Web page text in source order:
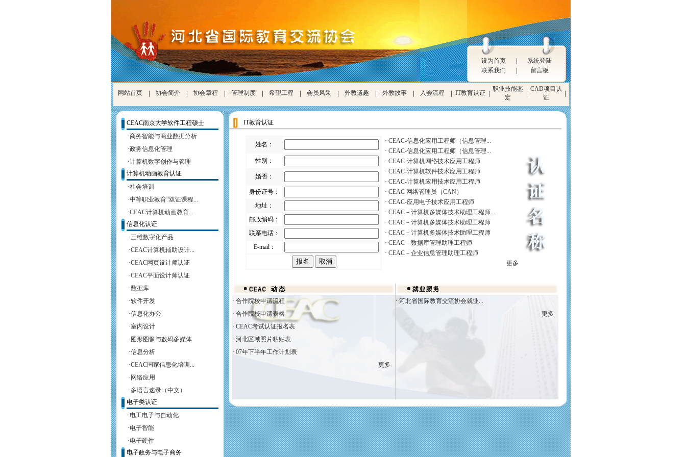
设为首页
系统登陆
联系我们
留言板
网站首页 | 协会简介 | 协会章程 | 管理制度 | 希望工程 | 会员风采 | 外教遗趣 | 外教故事 | 入会流程 | IT教育认证 |
职业技能鉴
定
|
CAD项目认
证
|
CEAC南京大学软件工程硕士
·商务智能与商业数据分析
·政务信息化管理
·计算机数字创作与管理
计算机动画教育认证
·社会培训
·中等职业教育“双证课程...
·CEAC计算机动画教育...
信息化认证
·三维数字化产品
·CEAC计算机辅助设计...
·CEAC网页设计师认证
·CEAC平面设计师认证
·数据库
·软件开发
·信息化办公
·室内设计
· 图形图像与数码多媒体
·信息分析
·CEAC国家信息化培训...
· 网络应用
·多语言速录（中文）
电子类认证
·电工电子与自动化
·电子智能
·电子硬件
电子政务与电子商务
IT教育认证
姓名：
性别：
婚否：
身份证号：
地址：
邮政编码：
联系电话：
E-mail：
· CEAC-信息化应用工程师（信息管理...
· CEAC-信息化应用工程师（信息管理...
· CEAC-计算机网络技术应用工程师
· CEAC-计算机软件技术应用工程师
· CEAC-计算机应用技术应用工程师
· CEAC 网络管理员（CAN）
· CEAC-应用电子技术应用工程师
· CEAC－计算机多媒体技术助理工程师...
· CEAC－计算机多媒体技术助理工程师
· CEAC－计算机多媒体技术助理工程师
· CEAC－数据库管理助理工程师
· CEAC－企业信息管理助理工程师
更多
· 合作院校申请流程
· 合作院校申请表格
· CEAC考试认证报名表
· 河北区域照片粘贴表
· 07年下半年工作计划表
更多
· 河北省国际教育交流协会就业...
更多